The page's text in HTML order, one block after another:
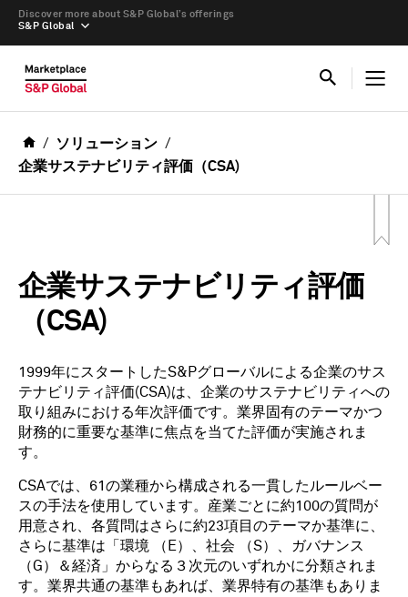
S&P Global
Discover more about S&P Global’s offerings
ソリューション
企業サステナビリティ評価（CSA)
企業サステナビリティ評価
（CSA)
1999年にスタートしたS&Pグローバルによる企業のサス
テナビリティ評価(CSA)は、企業のサステナビリティへの
取り組みにおける年次評価です。業界固有のテーマかつ
財務的に重要な基準に焦点を当てた評価が実施されま
す。
CSAでは、61の業種から構成される一貫したルールベー
スの手法を使用しています。産業ごとに約100の質問が
用意され、各質問はさらに約23項目のテーマか基準に、
さらに基準は「環境 （E）、社会 （S）、ガバナンス
（G）＆経済」からなる３次元のいずれかに分類されま
す。業界共通の基準もあれば、業界特有の基準もありま